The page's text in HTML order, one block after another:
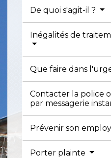
De quoi s'agit-il ?
Inégalités de
Que faire dans
Contacter la police
par messagerie
Prévenir son
Porter plainte